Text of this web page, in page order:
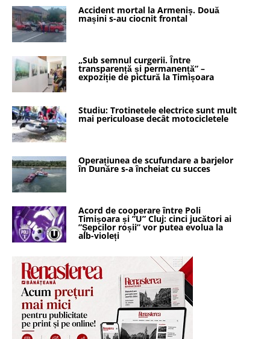
Accident mortal la Armeniș. Două
mașini s-au ciocnit frontal
„Sub semnul curgerii. Între
transparență și permanență” –
expoziție de pictură la Timișoara
Studiu: Trotinetele electrice sunt mult
mai periculoase decât motocicletele
Operațiunea de scufundare a barjelor
în Dunăre s-a încheiat cu succes
Acord de cooperare între Poli
Timișoara și ”U” Cluj: cinci jucători ai
”Șepcilor roșii” vor putea evolua la
alb-violeți